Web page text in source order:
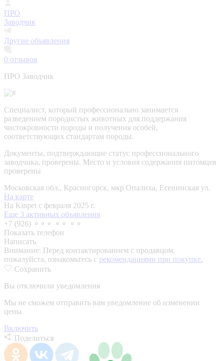
ПРО
Заводчик
Другие объявления
0 отзывов
ПРО Заводчик
Специалист, который профессионально занимается
разведением породистых животных для поддержания
чистокровности породы и получения особей,
соответствующих стандартам породы.
Документы, подтверждающие статус профессионального
заводчика, проверены. Место и условия содержания питомцев
проверены
Московская обл., Красногорск, мкр Опалиха, Есенинская ул.
На карте
На Kinpet c февраля 2025 г.
Еще 3 активных объявления
+7 (926) ⚬⚬⚬ ⚬⚬ ⚬⚬
Показать телефон
Написать
Внимание: Перед контактированием с продавцом,
пожалуйста, ознакомьтесь с рекомендациями при покупке.
Сохранить
Вы отключили уведомления
Мы не сможем отправить вам уведомление об изменении
цены
Включить
Поделиться